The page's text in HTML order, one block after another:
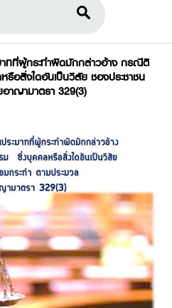
ทที่ผู้กระทำผิดมักกล่าวอ้าง กรณีติ
อสิ่งใดอันเป็นวิสัย ชองประชาชน
าญามาตรา 329(3)